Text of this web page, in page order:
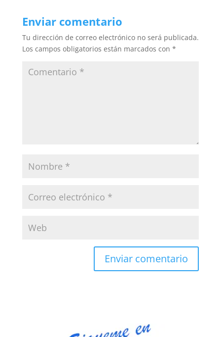
Enviar comentario
Tu dirección de correo electrónico no será publicada.
Los campos obligatorios están marcados con *